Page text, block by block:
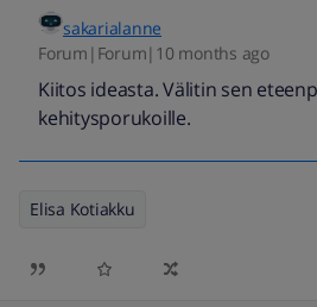
sakarialanne
Forum|Forum|10 months ago
Kiitos ideasta. Välitin sen
kehitysporukoille.
Elisa Kotiakku